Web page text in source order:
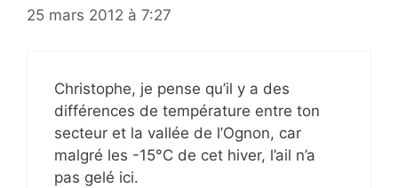
25 mars 2012 à 7:27
Christophe, je pense qu’il y a des
différences de température entre ton
secteur et la vallée de l’Ognon, car
malgré les -15°C de cet hiver, l’ail n’a
pas gelé ici.